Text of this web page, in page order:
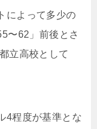
によって多少の
〜62」前後とさ
立高校として
4程度が基準とな